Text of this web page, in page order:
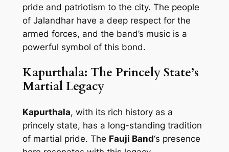
pride and patriotism to the city. The people
of Jalandhar have a deep respect for the
armed forces, and the band’s music is a
powerful symbol of this bond.
Kapurthala: The Princely State’s
Martial Legacy
Kapurthala, with its rich history as a
princely state, has a long-standing tradition
of martial pride. The Fauji Band‘s presence